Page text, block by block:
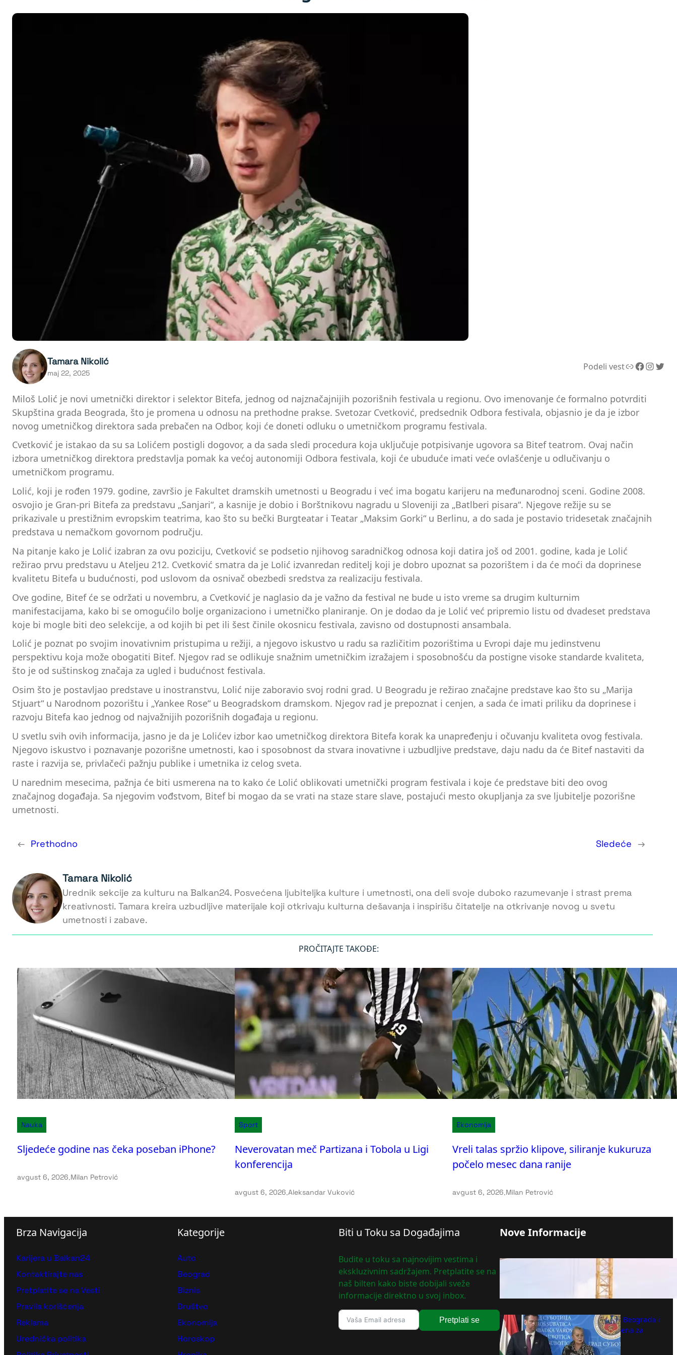
Tamara Nikolić
maj 22, 2025
Podeli vestLink Facebook InstagramTwitter
Miloš Lolić je novi umetnički direktor i selektor Bitefa, jednog od najznačajnijih pozorišnih festivala u regionu. Ovo imenovanje će formalno potvrditi
Skupština grada Beograda, što je promena u odnosu na prethodne prakse. Svetozar Cvetković, predsednik Odbora festivala, objasnio je da je izbor
novog umetničkog direktora sada prebačen na Odbor, koji će doneti odluku o umetničkom programu festivala.
Cvetković je istakao da su sa Lolićem postigli dogovor, a da sada sledi procedura koja uključuje potpisivanje ugovora sa Bitef teatrom. Ovaj način
izbora umetničkog direktora predstavlja pomak ka većoj autonomiji Odbora festivala, koji će ubuduće imati veće ovlašćenje u odlučivanju o
umetničkom programu.
Lolić, koji je rođen 1979. godine, završio je Fakultet dramskih umetnosti u Beogradu i već ima bogatu karijeru na međunarodnoj sceni. Godine 2008.
osvojio je Gran-pri Bitefa za predstavu „Sanjari“, a kasnije je dobio i Borštnikovu nagradu u Sloveniji za „Batlberi pisara“. Njegove režije su se
prikazivale u prestižnim evropskim teatrima, kao što su bečki Burgteatar i Teatar „Maksim Gorki“ u Berlinu, a do sada je postavio tridesetak značajnih
predstava u nemačkom govornom području.
Na pitanje kako je Lolić izabran za ovu poziciju, Cvetković se podsetio njihovog saradničkog odnosa koji datira još od 2001. godine, kada je Lolić
režirao prvu predstavu u Ateljeu 212. Cvetković smatra da je Lolić izvanredan reditelj koji je dobro upoznat sa pozorištem i da će moći da doprinese
kvalitetu Bitefa u budućnosti, pod uslovom da osnivač obezbedi sredstva za realizaciju festivala.
Ove godine, Bitef će se održati u novembru, a Cvetković je naglasio da je važno da festival ne bude u isto vreme sa drugim kulturnim
manifestacijama, kako bi se omogućilo bolje organizaciono i umetničko planiranje. On je dodao da je Lolić već pripremio listu od dvadeset predstava
koje bi mogle biti deo selekcije, a od kojih bi pet ili šest činile okosnicu festivala, zavisno od dostupnosti ansambala.
Lolić je poznat po svojim inovativnim pristupima u režiji, a njegovo iskustvo u radu sa različitim pozorištima u Evropi daje mu jedinstvenu
perspektivu koja može obogatiti Bitef. Njegov rad se odlikuje snažnim umetničkim izražajem i sposobnošću da postigne visoke standarde kvaliteta,
što je od suštinskog značaja za ugled i budućnost festivala.
Osim što je postavljao predstave u inostranstvu, Lolić nije zaboravio svoj rodni grad. U Beogradu je režirao značajne predstave kao što su „Marija
Stjuart“ u Narodnom pozorištu i „Yankee Rose“ u Beogradskom dramskom. Njegov rad je prepoznat i cenjen, a sada će imati priliku da doprinese i
razvoju Bitefa kao jednog od najvažnijih pozorišnih događaja u regionu.
U svetlu svih ovih informacija, jasno je da je Lolićev izbor kao umetničkog direktora Bitefa korak ka unapređenju i očuvanju kvaliteta ovog festivala.
Njegovo iskustvo i poznavanje pozorišne umetnosti, kao i sposobnost da stvara inovativne i uzbudljive predstave, daju nadu da će Bitef nastaviti da
raste i razvija se, privlačeći pažnju publike i umetnika iz celog sveta.
U narednim mesecima, pažnja će biti usmerena na to kako će Lolić oblikovati umetnički program festivala i koje će predstave biti deo ovog
značajnog događaja. Sa njegovim vođstvom, Bitef bi mogao da se vrati na staze stare slave, postajući mesto okupljanja za sve ljubitelje pozorišne
umetnosti.
← Prethodno Sledeće →
Tamara Nikolić
Urednik sekcije za kulturu na Balkan24. Posvećena ljubiteljka kulture i umetnosti, ona deli svoje duboko razumevanje i strast prema
kreativnosti. Tamara kreira uzbudljive materijale koji otkrivaju kulturna dešavanja i inspirišu čitatelje na otkrivanje novog u svetu
umetnosti i zabave.
PROČITAJTE TAKOĐE:
Nauka
Sljedeće godine nas čeka poseban iPhone?
avgust 6, 2026.Milan Petrović
Sport
Neverovatan meč Partizana i Tobola u Ligi
konferencija
avgust 6, 2026.Aleksandar Vuković
Ekonomija
Vreli talas spržio klipove, siliranje kukuruza
počelo mesec dana ranije
avgust 6, 2026.Milan Petrović
Brza Navigacija
Karijera u Balkan24
Kontaktirajte nas
Pretplatite se na Vesti
Pravila korišćenja
Reklama
Urednička politika
Kategorije
Auto
Beograd
Biznis
Društvo
Ekonomija
Horoskop
Biti u Toku sa Događajima
Budite u toku sa najnovijim vestima i
ekskluzivnim sadržajem. Pretplatite se na
naš bilten kako biste dobijali sveže
informacije direktno u svoj inbox.
Pretplati se
Nove Informacije
Planirano 120 stanova i 138
parking mesta
avgust 7, 2026
Brza pruga između Beograda i
Budimpešte najavljena za
jesen
avgust 7, 2026